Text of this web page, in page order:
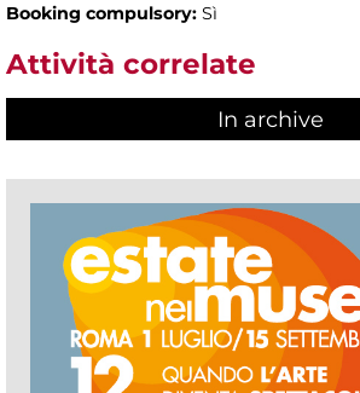
Booking compulsory: Sì
Attività correlate
In archive